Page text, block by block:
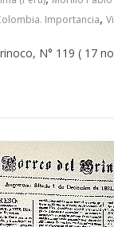
Importancia,
N° 119 ( 17